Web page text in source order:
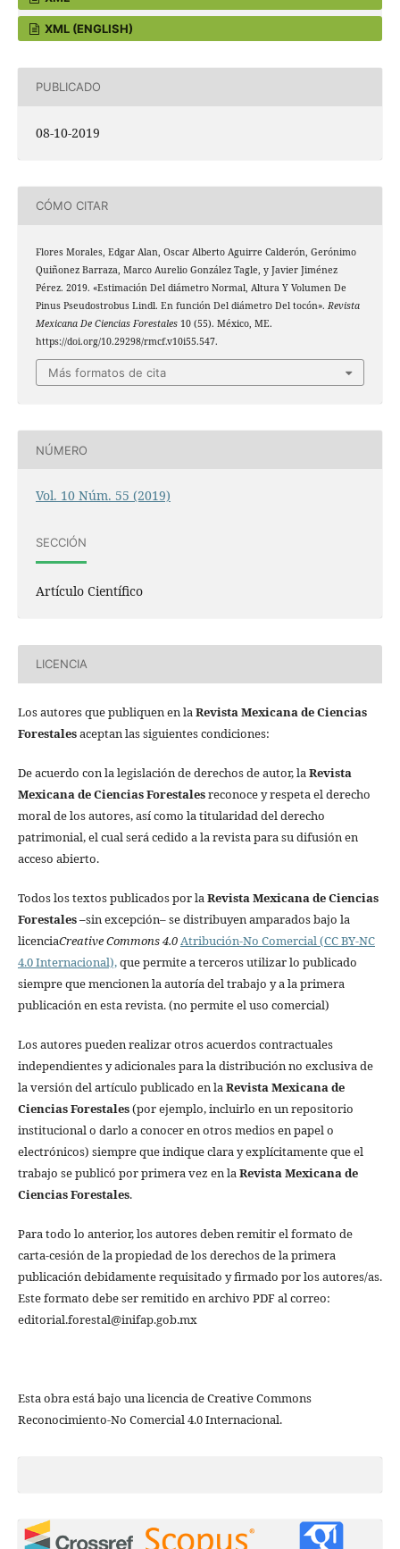
XML (ENGLISH)
PUBLICADO
08-10-2019
CÓMO CITAR
Flores Morales, Edgar Alan, Oscar Alberto Aguirre Calderón, Gerónimo
Quiñonez Barraza, Marco Aurelio González Tagle, y Javier Jiménez
Pérez. 2019. «Estimación Del diámetro Normal, Altura Y Volumen De
Pinus Pseudostrobus Lindl. En función Del diámetro Del tocón». Revista
Mexicana De Ciencias Forestales10 (55). México, ME.
https://doi.org/10.29298/rmcf.v10i55.547.
Más formatos de cita
NÚMERO
Vol. 10 Núm. 55 (2019)
SECCIÓN
Artículo Científico
LICENCIA
Los autores que publiquen en la Revista Mexicana de Ciencias
Forestalesaceptan las siguientes condiciones:
De acuerdo con la legislación de derechos de autor, la Revista
Mexicana de Ciencias Forestalesreconoce y respeta el derecho
moral de los autores, así como la titularidad del derecho
patrimonial, el cual será cedido a la revista para su difusión en
acceso abierto.
Todos los textos publicados por la Revista Mexicana de Ciencias
Forestales–sin excepción– se distribuyen amparados bajo la
licenciaCreative Commons 4.0 Atribución-No Comercial (CC BY-NC
4.0 Internacional),que permite a terceros utilizar lo publicado
siempre que mencionen la autoría del trabajo y a la primera
publicación en esta revista. (no permite el uso comercial)
Los autores pueden realizar otros acuerdos contractuales
independientes y adicionales para la distribución no exclusiva de
la versión del artículo publicado en la Revista Mexicana de
Ciencias Forestales(por ejemplo, incluirlo en un repositorio
institucional o darlo a conocer en otros medios en papel o
electrónicos) siempre que indique clara y explícitamente que el
trabajo se publicó por primera vez en la Revista Mexicana de
Ciencias Forestales.
Para todo lo anterior, los autores deben remitir el formato de
carta-cesión de la propiedad de los derechos de la primera
publicación debidamente requisitado y firmado por los autores/as.
Este formato debe ser remitido en archivo PDF al correo:
editorial.forestal@inifap.gob.mx
Esta obra está bajo una licencia de Creative Commons
Reconocimiento-No Comercial 4.0 Internacional.